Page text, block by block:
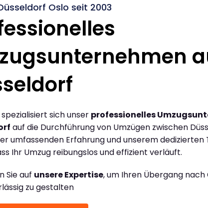
Oslo seit 2003
sich unser professionelles
auf die Durchführung von Umzügen zwischen
umfassenden Erfahrung und unserem dedizierten
Ihr Umzug reibungslos und effizient verläuft.
Sie auf unsere Expertise, um Ihren Übergang
zu gestalten